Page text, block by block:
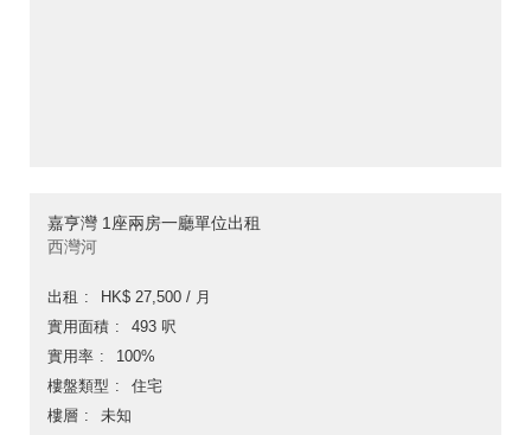
嘉亨灣 1座兩房一廳單位出租
西灣河
出租
HK$ 27,500 / 月
實用面積
493 呎
實用率
100%
樓盤類型
住宅
樓層
未知